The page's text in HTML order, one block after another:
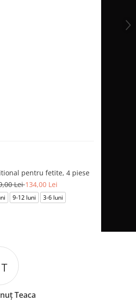
pentru fetite, 4 piese
Lei134,00 Lei
9-12 luni 3-6 luni